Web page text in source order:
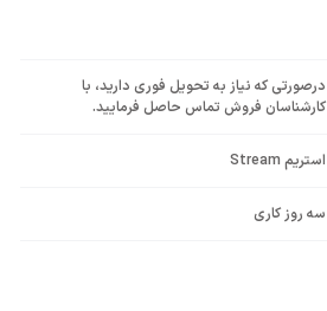
درصورتی که نیاز به تحویل فوری دارید، با
کارشناسان فروش تماس حاصل فرمایید.
استریم Stream
سه روز کاری